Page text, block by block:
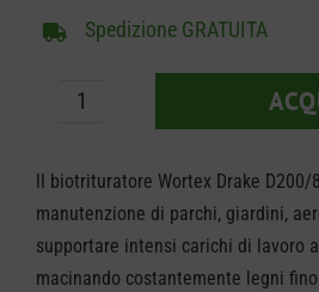
Spedizione GRATUITA
Biotrituratore
Drake
D200/80L
quantità
ll biotrituratore Wortex Drake
manutenzione di parchi, giardini,
supportare intensi carichi di lavoro
macinando costantemente legni